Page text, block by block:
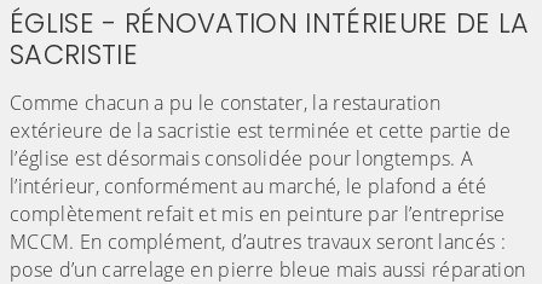
ÉGLISE - RÉNOVATION INTÉRIEURE DE LA
SACRISTIE
Comme chacun a pu le constater, la restauration
extérieure de la sacristie est terminée et cette partie de
l’église est désormais consolidée pour longtemps. A
l’intérieur, conformément au marché, le plafond a été
complètement refait et mis en peinture par l’entreprise
MCCM. En complément, d’autres travaux seront lancés :
pose d’un carrelage en pierre bleue mais aussi réparation